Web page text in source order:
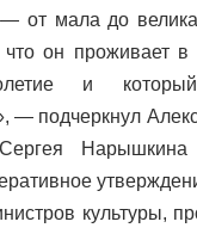
от мала до
что он проживает в
и который
— подчеркнул
Сергея
культуры,